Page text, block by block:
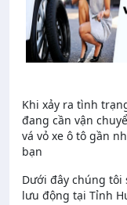
Khi xảy ra tình
đang cần vận
vá vỏ xe ô tô gần
bạn
Dưới đây chúng tôi
lưu động tại Tỉnh